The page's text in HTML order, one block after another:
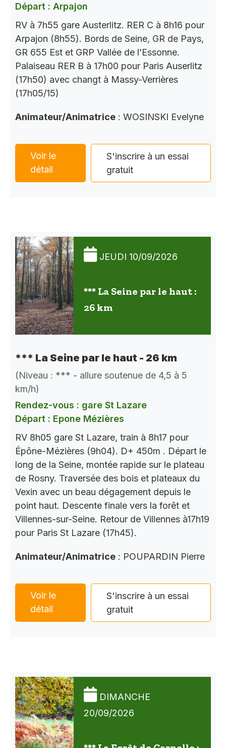
Départ : Arpajon
RV à 7h55 gare Austerlitz. RER C à 8h16 pour
Arpajon (8h55). Bords de Seine, GR de Pays,
GR 655 Est et GRP Vallée de l’Essonne.
Palaiseau RER B à 17h00 pour Paris Auserlitz
(17h50) avec changt à Massy-Verrières
(17h05/15)
Animateur/Animatrice : WOSINSKI Evelyne
Voir le
détail
S'inscrire à un essai
gratuit
JEUDI 10/09/2026
*** La Seine par le haut :
26 km
*** La Seine par le haut - 26 km
(Niveau : *** - allure soutenue de 4,5 à 5
km/h)
Rendez-vous : gare St Lazare
Départ : Epone Mézières
RV 8h05 gare St Lazare, train à 8h17 pour
Épône-Mézières (9h04). D+ 450m . Départ le
long de la Seine, montée rapide sur le plateau
de Rosny. Traversée des bois et plateaux du
Vexin avec un beau dégagement depuis le
point haut. Descente finale vers la forêt et
Villennes-sur-Seine. Retour de Villennes à17h19
pour Paris St Lazare (17h45).
Animateur/Animatrice : POUPARDIN Pierre
Voir le
détail
S'inscrire à un essai
gratuit
DIMANCHE
20/09/2026